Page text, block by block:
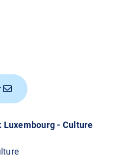
Luxembourg - Culture